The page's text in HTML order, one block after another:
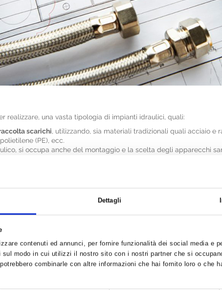
Dettagli
contenuti ed annunci, per fornire funzionalità dei social media e
sul modo in cui utilizzi il nostro sito con i nostri partner che si
combinarle con altre informazioni che hai fornito loro o che
realizzare, una vasta tipologia di impianti idraulici, quali:
scarichi, utilizzando, sia materiali tradizionali quali acciaio e
(PE), ecc.
si occupa anche del montaggio e la scelta degli apparecchi
vetro, sughero, polistirolo, elastomero espanso a cellule chiuse,
combustibile
, (metano, propano – gpl, ecc), aerei, interrati, ad
normative e certificati secondo le direttive comunitarie e
dettagliate e/o preventivi gratuiti.
per: